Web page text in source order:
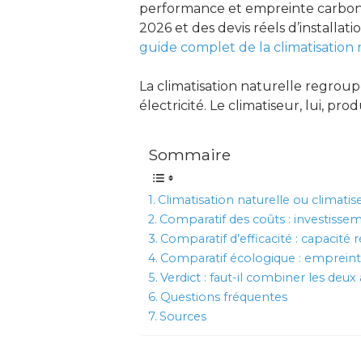
performance et empreinte
2026 et des devis réels
guide complet de la climatisation
La climatisation naturelle
électricité. Le climatiseur, lui,
Sommaire
Climatisation naturelle ou
Comparatif des coûts :
Comparatif d’efficacité : capacité
Comparatif écologique :
Verdict : faut-il combiner les deux
Questions fréquentes
Sources